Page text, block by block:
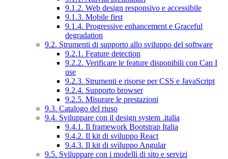
9.1.2. Web design responsivo e accessibile
9.1.3. Mobile first
9.1.4. Progressive enhancement e Graceful
degradation
9.2. Strumenti di supporto allo sviluppo del software
9.2.1. Feature detection
9.2.2. Verificare le feature disponibili con Can I
use
9.2.3. Strumenti e risorse per CSS e JavaScript
9.2.4. Supporto browser
9.2.5. Misurare le prestazioni
9.3. Catalogo del riuso
9.4. Sviluppare con il design system .italia
9.4.1. Il framework Bootstrap Italia
9.4.2. Il kit di sviluppo React
9.4.3. Il kit di sviluppo Angular
9.5. Sviluppare con i modelli di sito e servizi